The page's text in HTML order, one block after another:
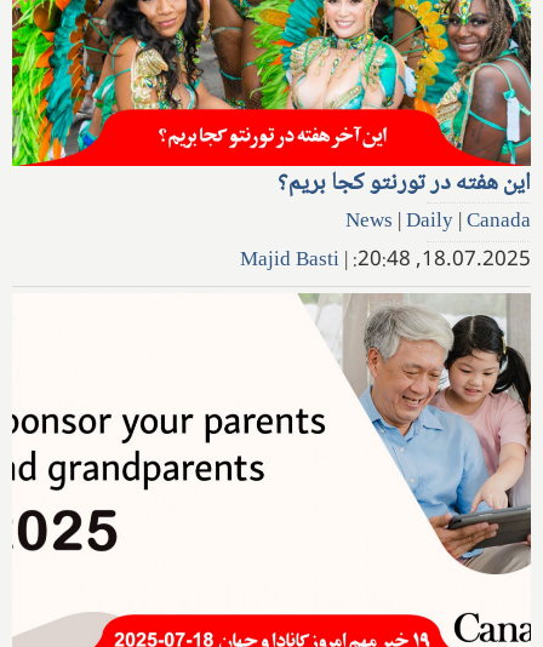
این هفته در تورنتو کجا بریم؟
News |Daily|Canada
18.07.2025, 20:48:
|
Majid Basti